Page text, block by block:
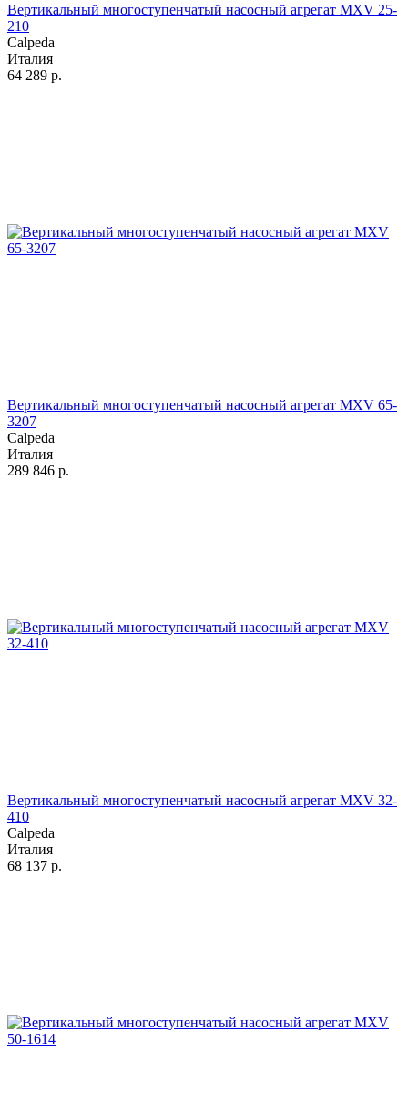
Вертикальный многоступенчатый насосный агрегат MXV 25-
210
Calpeda
Италия
64 289 р.
Вертикальный многоступенчатый насосный агрегат MXV 65-
3207
Calpeda
Италия
289 846 р.
Вертикальный многоступенчатый насосный агрегат MXV 32-
410
Calpeda
Италия
68 137 р.